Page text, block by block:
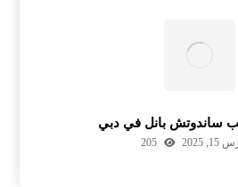
ساندوتش بانل في دبي
2025
205